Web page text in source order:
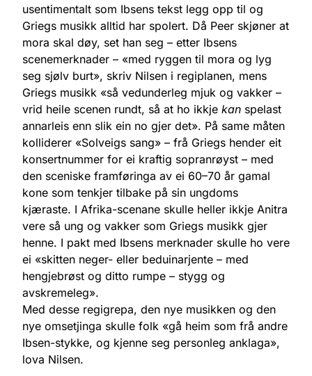
usentimentalt som Ibsens tekst legg opp til og
Griegs musikk alltid har spolert. Då Peer skjøner at
mora skal døy, set han seg – etter Ibsens
scenemerknader – «med ryggen til mora og lyg
seg sjølv burt», skriv Nilsen i regiplanen, mens
Griegs musikk «så vedunderleg mjuk og vakker –
vrid heile scenen rundt, så at ho ikkje kan spelast
annarleis enn slik ein no gjer det». På same måten
kolliderer «Solveigs sang» – frå Griegs hender eit
konsertnummer for ei kraftig sopranrøyst – med
den sceniske framføringa av ei 60–70 år gamal
kone som tenkjer tilbake på sin ungdoms
kjæraste. I Afrika-scenane skulle heller ikkje Anitra
vere så ung og vakker som Griegs musikk gjer
henne. I pakt med Ibsens merknader skulle ho vere
ei «skitten neger- eller beduinarjente – med
hengjebrøst og ditto rumpe – stygg og
avskremeleg».
Med desse regigrepa, den nye musikken og den
nye omsetjinga skulle folk «gå heim som frå andre
Ibsen-stykke, og kjenne seg personleg anklaga»,
lova Nilsen.